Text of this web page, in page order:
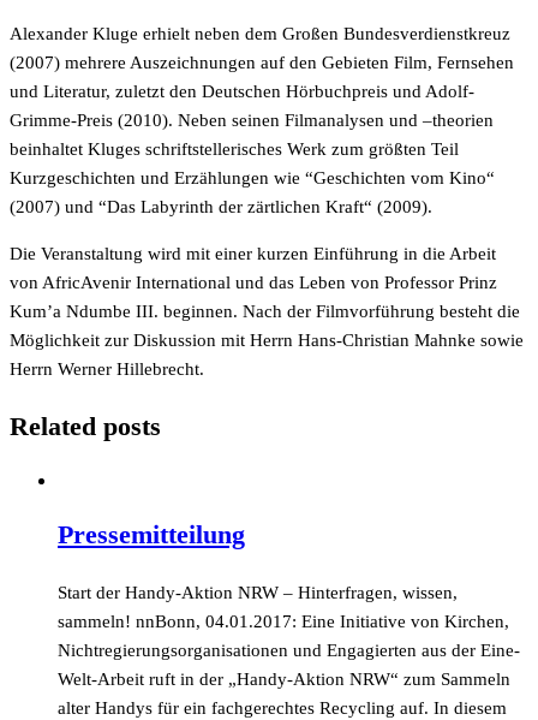
Alexander Kluge erhielt neben dem Großen Bundesverdienstkreuz
(2007) mehrere Auszeichnungen auf den Gebieten Film, Fernsehen
und Literatur, zuletzt den Deutschen Hörbuchpreis und Adolf-
Grimme-Preis (2010). Neben seinen Filmanalysen und –theorien
beinhaltet Kluges schriftstellerisches Werk zum größten Teil
Kurzgeschichten und Erzählungen wie “Geschichten vom Kino“
(2007) und “Das Labyrinth der zärtlichen Kraft“ (2009).
Die Veranstaltung wird mit einer kurzen Einführung in die Arbeit
von AfricAvenir International und das Leben von Professor Prinz
Kum’a Ndumbe III. beginnen. Nach der Filmvorführung besteht die
Möglichkeit zur Diskussion mit Herrn Hans-Christian Mahnke sowie
Herrn Werner Hillebrecht.
Related posts
Pressemitteilung
Start der Handy-Aktion NRW – Hinterfragen, wissen,
sammeln! nnBonn, 04.01.2017: Eine Initiative von Kirchen,
Nichtregierungsorganisationen und Engagierten aus der Eine-
Welt-Arbeit ruft in der „Handy-Aktion NRW“ zum Sammeln
alter Handys für ein fachgerechtes Recycling auf. In diesem